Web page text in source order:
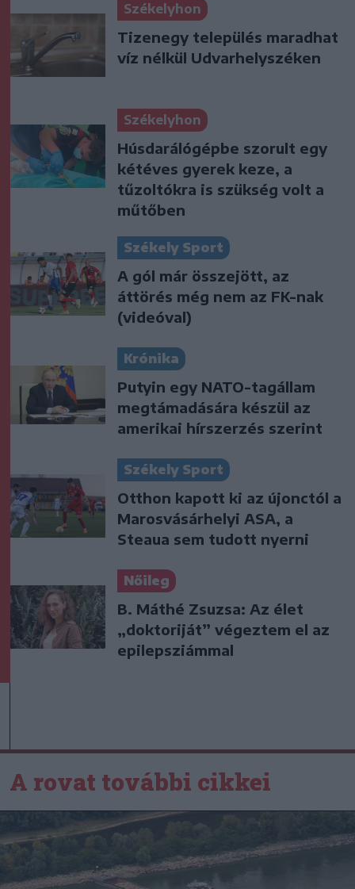
Székelyhon
Tizenegy település maradhat
víz nélkül Udvarhelyszéken
Székelyhon
Húsdarálógépbe szorult egy
kétéves gyerek keze, a
tűzoltókra is szükség volt a
műtőben
Székely Sport
A gól már összejött, az
áttörés még nem az FK-nak
(videóval)
Krónika
Putyin egy NATO-tagállam
megtámadására készül az
amerikai hírszerzés szerint
Székely Sport
Otthon kapott ki az újonctól a
Marosvásárhelyi ASA, a
Steaua sem tudott nyerni
Nőileg
B. Máthé Zsuzsa: Az élet
„doktoriját” végeztem el az
epilepsziámmal
A rovat további cikkei